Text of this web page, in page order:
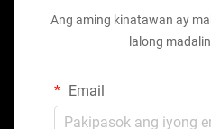
Ang aming kinatawan ay
lalong
Email